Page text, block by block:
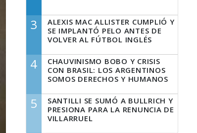
3
ALEXIS MAC ALLISTER CUMPLIÓ Y
SE IMPLANTÓ PELO ANTES DE
VOLVER AL FÚTBOL INGLÉS
4
CHAUVINISMO BOBO Y CRISIS
CON BRASIL: LOS ARGENTINOS
SOMOS DERECHOS Y HUMANOS
5
SANTILLI SE SUMÓ A BULLRICH Y
PRESIONA PARA LA RENUNCIA DE
VILLARRUEL